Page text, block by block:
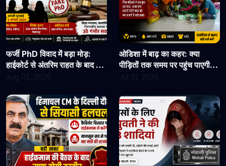
फर्जी PhD विवाद में बड़ा मोड़:
हाईकोर्ट से अंतरिम राहत के बाद 3
असिस्टेंट प्रोफेसरों ने फिर संभाला
सुनवाई
Aug 02, 2026
ओडिशा में बाढ़ का कहर: क्या
पीड़ितों तक समय पर पहुंच पाएगी